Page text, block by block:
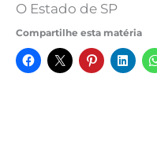
O Estado de SP
Compartilhe esta matéria